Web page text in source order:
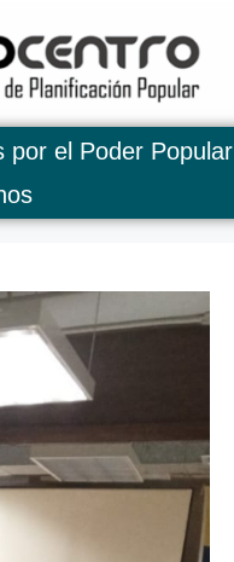
por el Poder Popular